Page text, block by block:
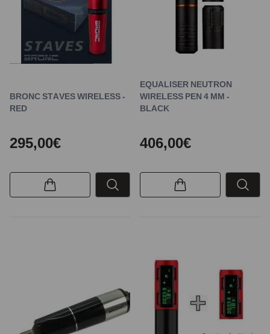
BRONC STAVES WIRELESS -
RED
295,00€
EQUALISER NEUTRON
WIRELESS PEN 4 MM -
BLACK
406,00€